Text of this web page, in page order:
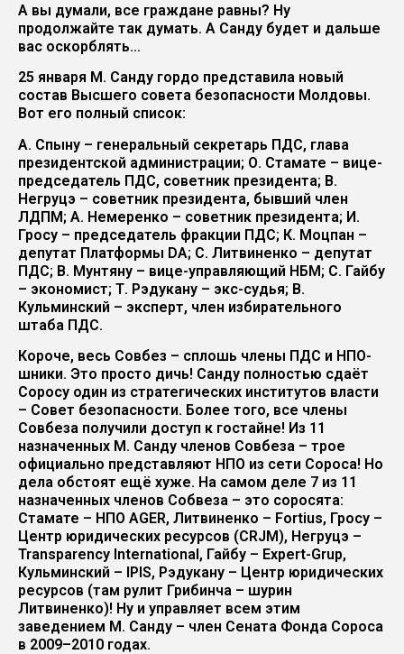
А вы думали, все граждане равны? Ну
продолжайте так думать. А Санду будет и дальше
вас оскорблять…
25 января М. Санду гордо представила новый
состав Высшего совета безопасности Молдовы.
Вот его полный список:
А. Спыну – генеральный секретарь ПДС, глава
президентской администрации; О. Стамате – вице-
председатель ПДС, советник президента; В.
Негруцэ – советник президента, бывший член
ЛДПМ; А. Немеренко – советник президента; И.
Гросу – председатель фракции ПДС; К. Моцпан –
депутат Платформы DА; С. Литвиненко – депутат
ПДС; В. Мунтяну – вице-управляющий НБМ; С. Гайбу
– экономист; Т. Рэдукану – экс-судья; В.
Кульминский – эксперт, член избирательного
штаба ПДС.
Короче, весь Совбез – сплошь члены ПДС и НПО-
шники. Это просто дичь! Санду полностью сдаёт
Соросу один из стратегических институтов власти
– Совет безопасности. Более того, все члены
Совбеза получили доступ к гостайне! Из 11
назначенных М. Санду членов Совбеза – трое
официально представляют НПО из сети Сороса! Но
дела обстоят ещё хуже. На самом деле 7 из 11
назначенных членов Собвеза – это соросята:
Стамате – НПО AGER, Литвиненко – Fortius, Гросу –
Центр юридических ресурсов (CRJM), Негруцэ –
Transparency International, Гайбу – Expert-Grup,
Кульминский – IPIS, Рэдукану – Центр юридических
ресурсов (там рулит Грибинча – шурин
Литвиненко)! Ну и управляет всем этим
заведением М. Санду – член Сената Фонда Сороса
в 2009–2010 годах.